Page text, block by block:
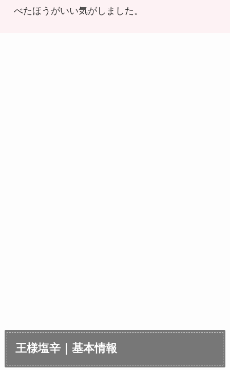
べたほうがいい気がしました。
王様塩辛｜基本情報